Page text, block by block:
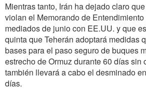
Mientras tanto, Irán ha dejado claro
violan el Memorando de
mediados de junio con EE.UU. y que
quinta que Teherán adoptará medidas
bases para el paso seguro de buques
estrecho de Ormuz durante 60 días sin
también llevará a cabo el desminado
días.